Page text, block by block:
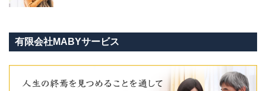
有限会社MABYサービス